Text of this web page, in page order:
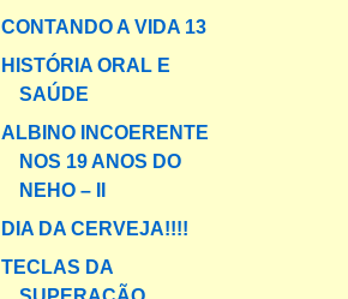
CONTANDO A VIDA 13
HISTÓRIA ORAL E
SAÚDE
ALBINO INCOERENTE
NOS 19 ANOS DO
NEHO – II
DIA DA CERVEJA!!!!
TECLAS DA